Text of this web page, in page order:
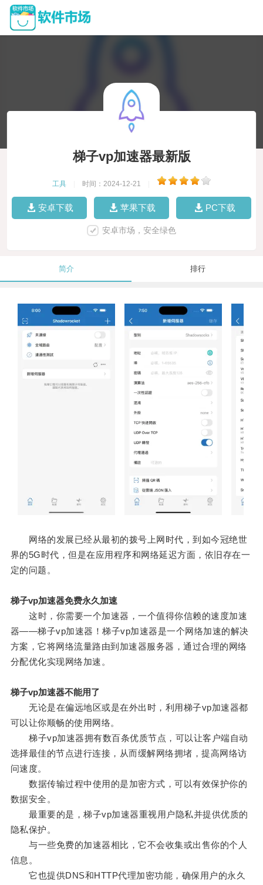
梯子vp加速器最新版
工具 时间：2024-12-21
安卓下载 苹果下载 PC下载
安卓市场，安全绿色
简介 排行
网络的发展已经从最初的拨号上网时代，到如今冠绝世
界的5G时代，但是在应用程序和网络延迟方面，依旧存在一
定的问题。
梯子vp加速器免费永久加速
这时，你需要一个加速器，一个值得你信赖的速度加速
器——梯子vp加速器！梯子vp加速器是一个网络加速的解决
方案，它将网络流量路由到加速器服务器，通过合理的网络
分配优化实现网络加速。
梯子vp加速器不能用了
无论是在偏远地区或是在外出时，利用梯子vp加速器都
可以让你顺畅的使用网络。
梯子vp加速器拥有数百条优质节点，可以让客户端自动
选择最佳的节点进行连接，从而缓解网络拥堵，提高网络访
问速度。
数据传输过程中使用的是加密方式，可以有效保护你的
数据安全。
最重要的是，梯子vp加速器重视用户隐私并提供优质的
隐私保护。
与一些免费的加速器相比，它不会收集或出售你的个人
信息。
它也提供DNS和HTTP代理加密功能，确保用户的永久